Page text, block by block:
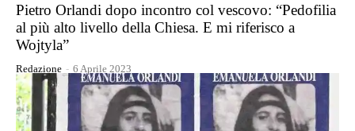
Pietro Orlandi dopo incontro col vescovo: “Pedofilia
al più alto livello della Chiesa. E mi riferisco a
Wojtyla”
Redazione - 6 Aprile 2023